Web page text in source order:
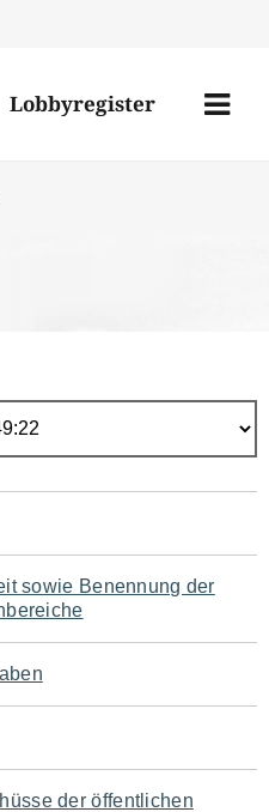
Lobbyregister
Menü
sowie Benennung der
der öffentlichen